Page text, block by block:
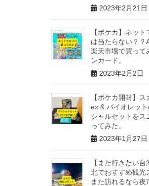
2023年2月21日
【ポケカ】ネッ
は当たらない？？
楽天市場で買って
ンカード。
2023年2月2日
【ポケカ開封】ス
ex & バイオレッ
シャルセットをス
ってみた。
2023年1月27日
【また行きたい
北でおすすめ観光
また訪れるなら夜